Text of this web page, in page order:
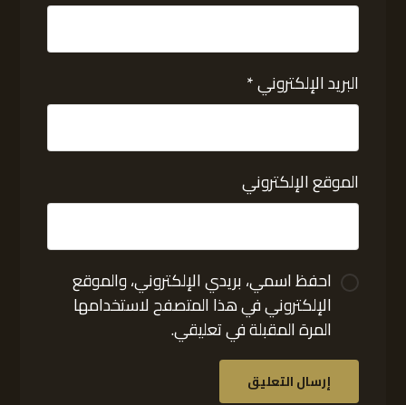
البريد الإلكتروني*
الموقع الإلكتروني
احفظ اسمي، بريدي الإلكتروني، والموقع
الإلكتروني في هذا المتصفح لاستخدامها
المرة المقبلة في تعليقي.